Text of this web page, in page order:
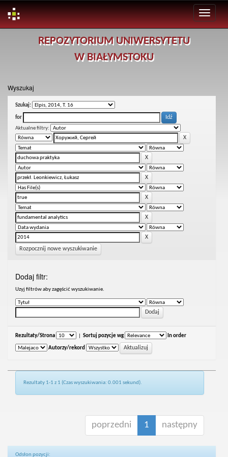
REPOZYTORIUM UNIWERSYTETU
W BIAŁYMSTOKU
Wyszukaj
Szukaj:
for
Aktualne filtry:
Rozpocznij nowe wyszukiwanie
Dodaj filtr:
Uzyj filtrów aby zagęścić wyszukiwanie.
Rezultaty/Strona Sortuj pozycje wg In order
Autorzy/rekord
Rezultaty 1-1 z 1 (Czas wyszukiwania: 0.001 sekund).
poprzedni 1 następny
Odsłon pozycji: